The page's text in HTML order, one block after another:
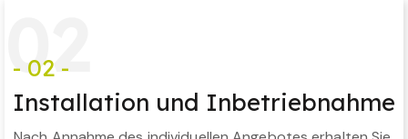
02
- 02 -
Installation und Inbetriebnahme